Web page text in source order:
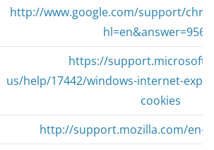
http://www.google.com/support/
https://
us/help/17442/windows-internet-
cookies
http://support.mozilla.com/en-